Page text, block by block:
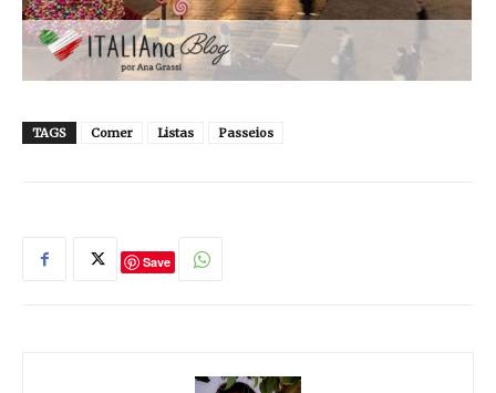
TAGS Comer Listas Passeios
Save